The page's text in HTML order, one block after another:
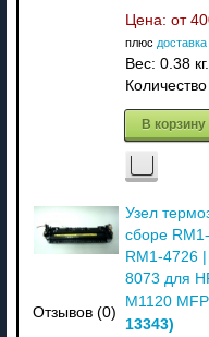
Цена: от
плюс доставка
Вес: 0.38 кг.
В корзину
Отзывов (0)
Узел
сборе
RM1-4726
8073 для
M1120
13343)